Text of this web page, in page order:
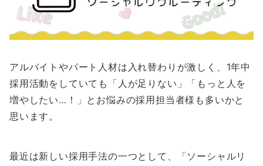
アルバイトやパート人材は入れ替わりが激しく、1年中
採用活動をしていても「人が足りない」「もっと人を
増やしたい…！」とお悩みの採用担当者様も多いかと
思います。
最近は新しい採用手法の一つとして、「ソーシャルリ